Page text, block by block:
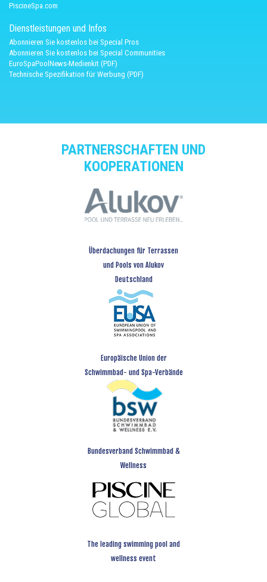
PiscineSpa.com
Dienstleistungen und Infos
Abonnieren Sie kostenlos bei Special Pros
Abonnieren Sie kostenlos bei Special Communities
EuroSpaPoolNews-Medienkit (PDF)
Technische Spezifikation für Werbung (PDF)
PARTNERSCHAFTEN UND
KOOPERATIONEN
Überdachungen für Terrassen
und Pools von Alukov
Deutschland
Europäische Union der
Schwimmbad- und Spa-Verbände
Bundesverband Schwimmbad &
Wellness
The leading swimming pool and
wellness event